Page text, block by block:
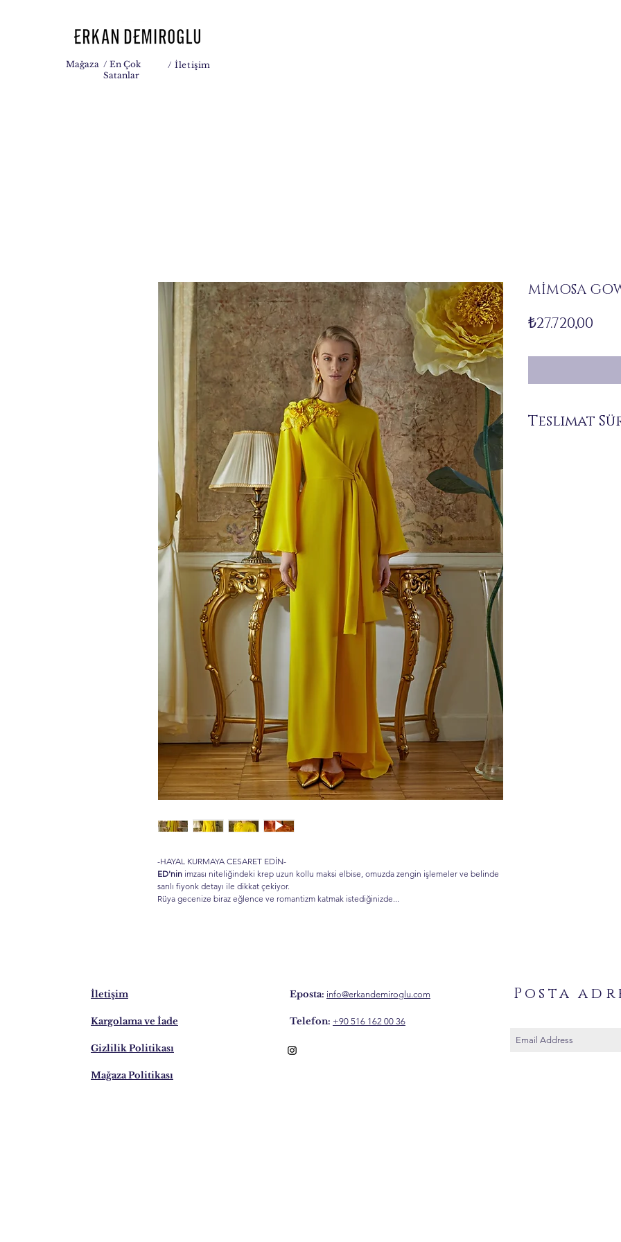
Mağaza / En Çok
Satanlar
/ İletişim
-HAYAL KURMAYA CESARET EDİN-
ED'nin imzası niteliğindeki krep uzun kollu maksi elbise, omuzda zengin işlemeler ve belinde
sarılı fiyonk detayı ile dikkat çekiyor.
Rüya gecenize biraz eğlence ve romantizm katmak istediğinizde...
MİMOSA
₺27.720,00
Teslimat
İletişim
Kargolama ve İade
Gizlilik Politikası
Mağaza Politikası
Eposta: info@erkandemiroglu.com
Telefon: +90 516 162 00 36
Posta